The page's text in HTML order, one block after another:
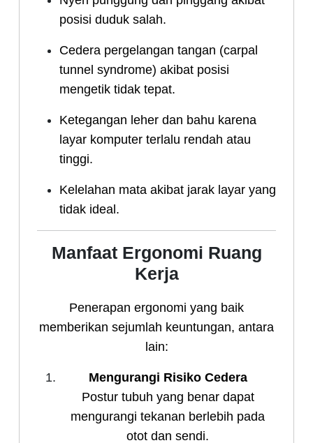
posisi duduk salah.
Cedera pergelangan tangan (carpal
tunnel syndrome) akibat posisi
mengetik tidak tepat.
Ketegangan leher dan bahu karena
layar komputer terlalu rendah atau
tinggi.
Kelelahan mata akibat jarak layar yang
tidak ideal.
Manfaat Ergonomi Ruang
Kerja
Penerapan ergonomi yang baik
memberikan sejumlah keuntungan, antara
lain:
Mengurangi Risiko Cedera
Postur tubuh yang benar dapat
mengurangi tekanan berlebih pada
otot dan sendi.